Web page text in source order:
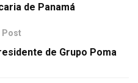
de Panamá
Post
de Grupo Poma